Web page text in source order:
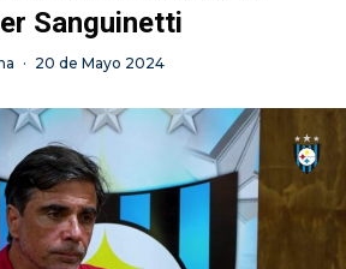
Sanguinetti
· 20 de Mayo 2024